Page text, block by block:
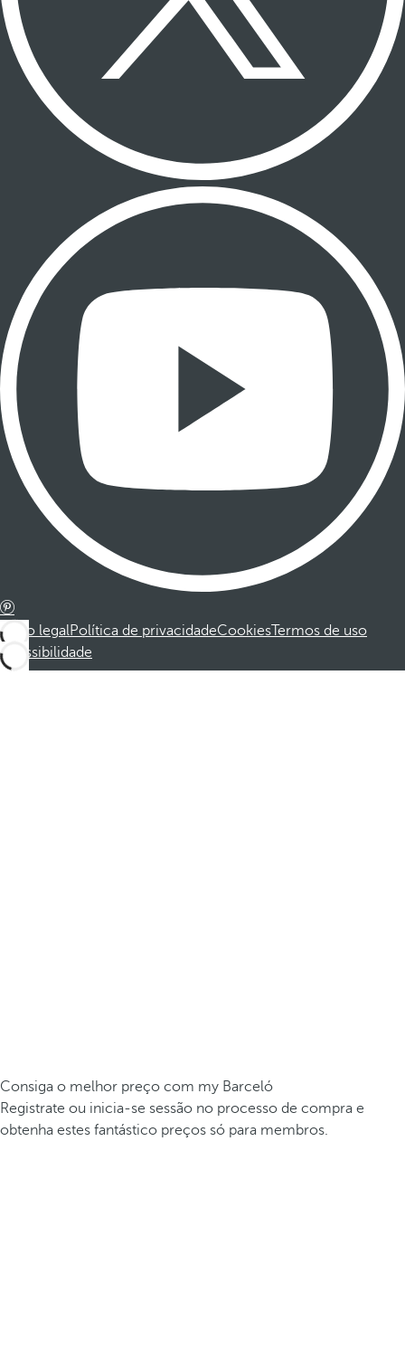
Aviso legalPolítica de privacidadeCookiesTermos de uso
Acessibilidade
Consiga o melhor preço com my Barceló
Registrate ou inicia-se sessão no processo de compra e
obtenha estes fantástico preços só para membros.